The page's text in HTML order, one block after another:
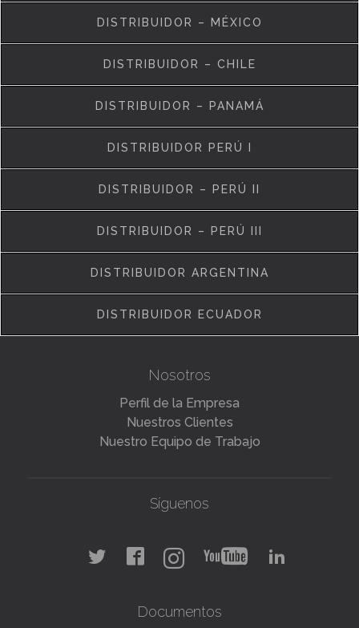
DISTRIBUIDOR – MÉXICO
DISTRIBUIDOR – CHILE
DISTRIBUIDOR – PANAMÁ
DISTRIBUIDOR PERÚ I
DISTRIBUIDOR – PERÚ II
DISTRIBUIDOR – PERÚ III
DISTRIBUIDOR ARGENTINA
DISTRIBUIDOR ECUADOR
Nosotros
Perfil de la Empresa
Nuestros Clientes
Nuestro Equipo de Trabajo
Síguenos
Documentos